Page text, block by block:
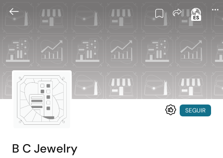
ES
SEGUIR
B C Jewelry